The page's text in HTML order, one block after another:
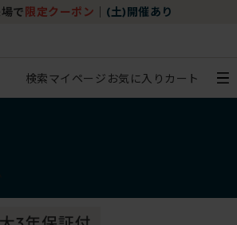
で 限定クーポン (土)開催あり
検索マイページ お気に入り カート